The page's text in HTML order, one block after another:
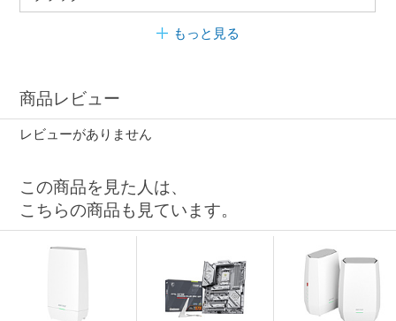
もっと見る
商品レビュー
レビューがありません
この商品を見た人は、
こちらの商品も見ています。